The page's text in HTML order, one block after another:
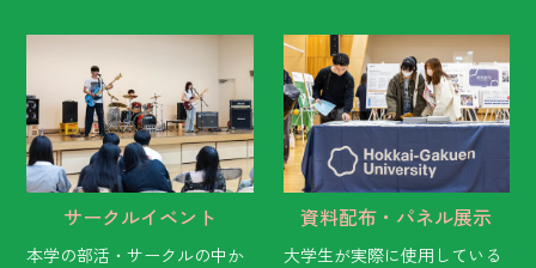
サークルイベント
本学の部活・サークルの中か
資料配布・パネル展示
大学生が実際に使用している